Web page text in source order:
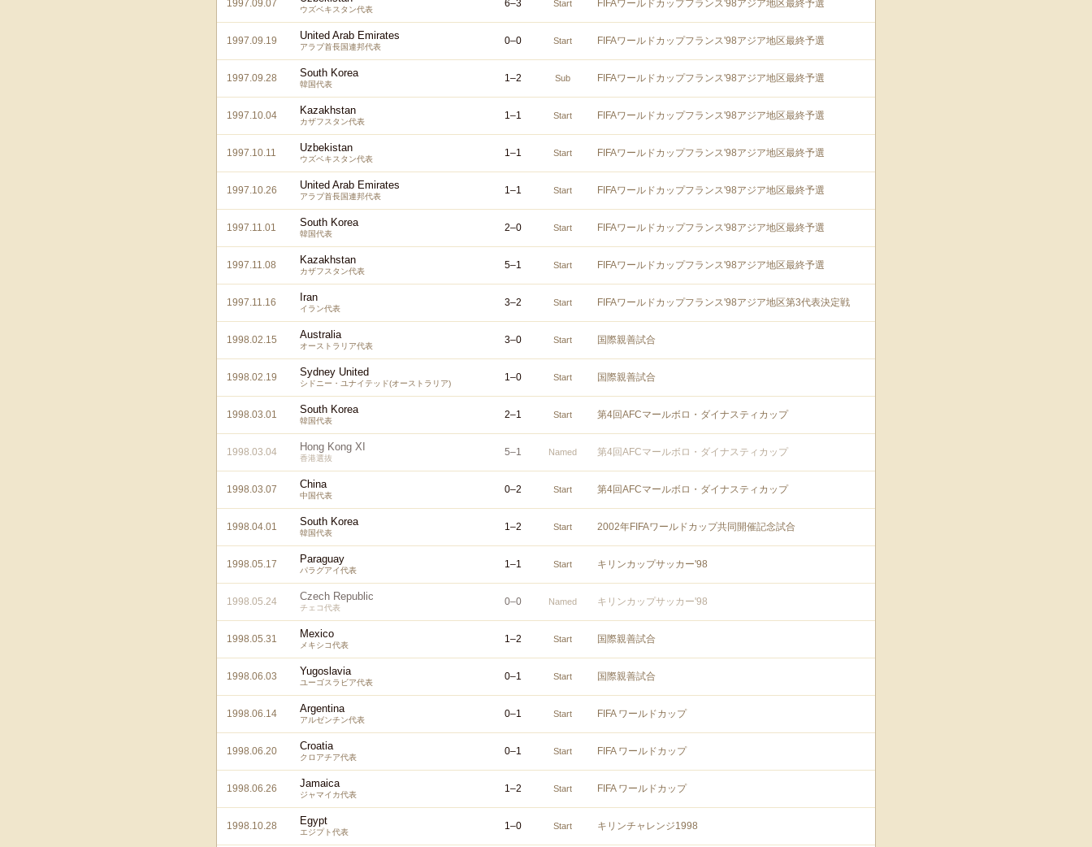
1997.09.07
ウズベキスタン代表
6–3 Start FIFAワールドカップフランス'98アジア地区最終予選
1997.09.19 United Arab Emirates
アラブ首長国連邦代表
0–0 Start FIFAワールドカップフランス'98アジア地区最終予選
1997.09.28 South Korea
韓国代表
1–2 Sub FIFAワールドカップフランス'98アジア地区最終予選
1997.10.04 Kazakhstan
カザフスタン代表
1–1 Start FIFAワールドカップフランス'98アジア地区最終予選
1997.10.11 Uzbekistan
ウズベキスタン代表
1–1 Start FIFAワールドカップフランス'98アジア地区最終予選
1997.10.26 United Arab Emirates
アラブ首長国連邦代表
1–1 Start FIFAワールドカップフランス'98アジア地区最終予選
1997.11.01 South Korea
韓国代表
2–0 Start FIFAワールドカップフランス'98アジア地区最終予選
1997.11.08 Kazakhstan
カザフスタン代表
5–1 Start FIFAワールドカップフランス'98アジア地区最終予選
1997.11.16 Iran
イラン代表
3–2 Start FIFAワールドカップフランス'98アジア地区第3代表決定戦
1998.02.15 Australia
オーストラリア代表
3–0 Start 国際親善試合
1998.02.19 Sydney United
シドニー・ユナイテッド(オーストラリア)
1–0 Start 国際親善試合
1998.03.01 South Korea
韓国代表
2–1 Start 第4回AFCマールボロ・ダイナスティカップ
1998.03.04 Hong Kong XI
香港選抜
5–1 Named 第4回AFCマールボロ・ダイナスティカップ
1998.03.07 China
中国代表
0–2 Start 第4回AFCマールボロ・ダイナスティカップ
1998.04.01 South Korea
韓国代表
1–2 Start 2002年FIFAワールドカップ共同開催記念試合
1998.05.17 Paraguay
パラグアイ代表
1–1 Start キリンカップサッカー'98
1998.05.24 Czech Republic
チェコ代表
0–0 Named キリンカップサッカー'98
1998.05.31 Mexico
メキシコ代表
1–2 Start 国際親善試合
1998.06.03 Yugoslavia
ユーゴスラビア代表
0–1 Start 国際親善試合
1998.06.14 Argentina
アルゼンチン代表
0–1 Start FIFA ワールドカップ
1998.06.20 Croatia
クロアチア代表
0–1 Start FIFA ワールドカップ
1998.06.26 Jamaica
ジャマイカ代表
1–2 Start FIFA ワールドカップ
1998.10.28 Egypt
エジプト代表
1–0 Start キリンチャレンジ1998